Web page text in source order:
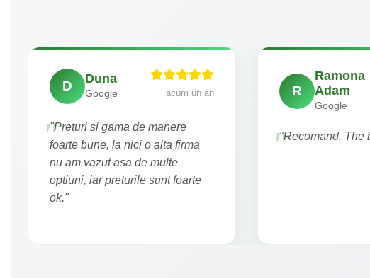
D Duna
Google acum un an
"Preturi si gama de manere
foarte bune, la nici o alta firma
nu am vazut asa de multe
optiuni, iar preturile sunt foarte
ok."
R
Ramona
Adam
Google
"Recomand. The